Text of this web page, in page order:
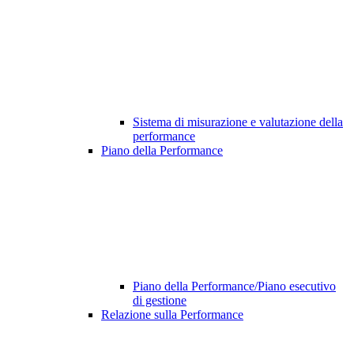
Sistema di misurazione e valutazione della
performance
Piano della Performance
Piano della Performance/Piano esecutivo
di gestione
Relazione sulla Performance